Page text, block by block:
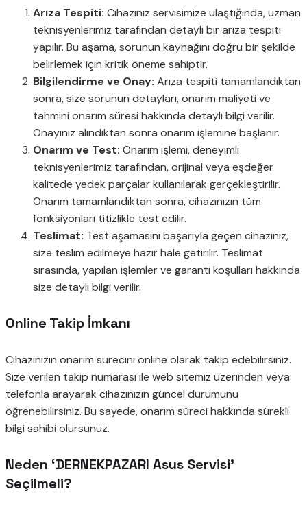
Arıza Tespiti: Cihazınız servisimize ulaştığında, uzman
teknisyenlerimiz tarafından detaylı bir arıza tespiti
yapılır. Bu aşama, sorunun kaynağını doğru bir şekilde
belirlemek için kritik öneme sahiptir.
Bilgilendirme ve Onay: Arıza tespiti tamamlandıktan
sonra, size sorunun detayları, onarım maliyeti ve
tahmini onarım süresi hakkında detaylı bilgi verilir.
Onayınız alındıktan sonra onarım işlemine başlanır.
Onarım ve Test: Onarım işlemi, deneyimli
teknisyenlerimiz tarafından, orijinal veya eşdeğer
kalitede yedek parçalar kullanılarak gerçekleştirilir.
Onarım tamamlandıktan sonra, cihazınızın tüm
fonksiyonları titizlikle test edilir.
Teslimat: Test aşamasını başarıyla geçen cihazınız,
size teslim edilmeye hazır hale getirilir. Teslimat
sırasında, yapılan işlemler ve garanti koşulları hakkında
size detaylı bilgi verilir.
Online Takip İmkanı
Cihazınızın onarım sürecini online olarak takip edebilirsiniz.
Size verilen takip numarası ile web sitemiz üzerinden veya
telefonla arayarak cihazınızın güncel durumunu
öğrenebilirsiniz. Bu sayede, onarım süreci hakkında sürekli
bilgi sahibi olursunuz.
Neden ‘DERNEKPAZARI Asus Servisi’
Seçilmeli?